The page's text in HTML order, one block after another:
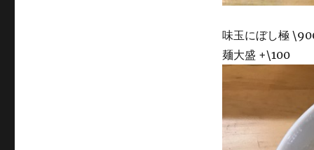
味玉にぼし極
麺大盛 +\100